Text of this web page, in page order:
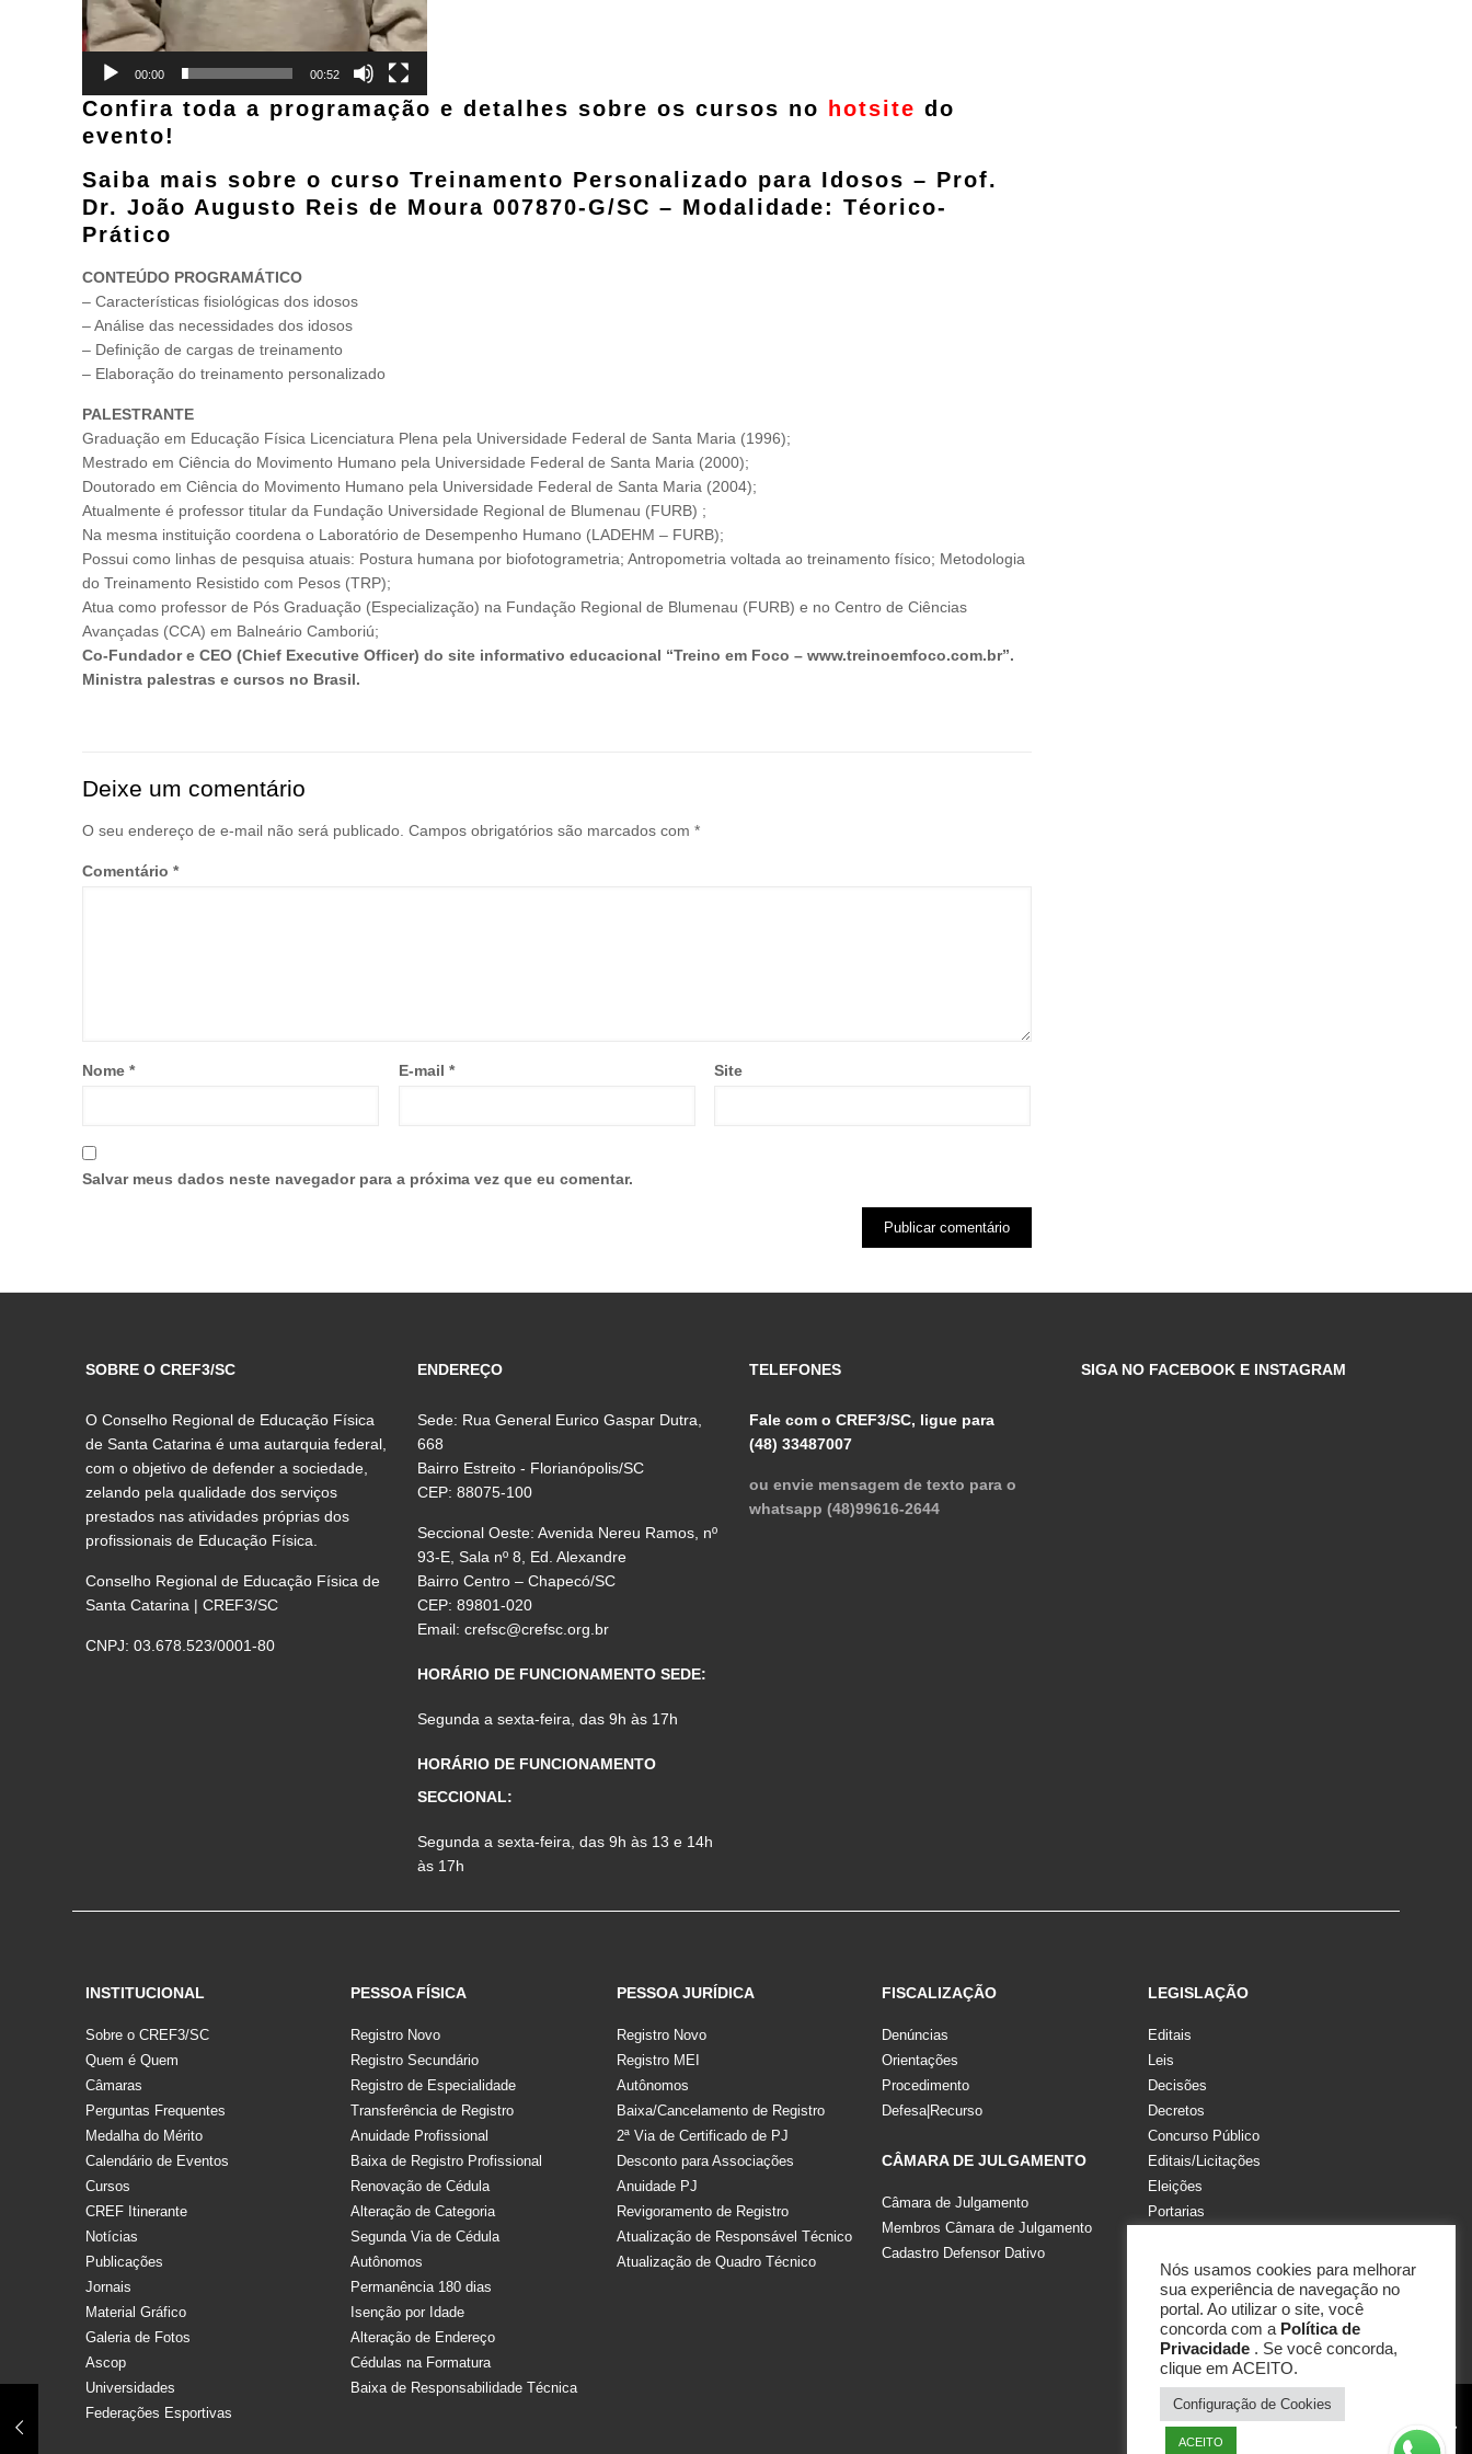
00:00 00:52
Confira toda a programação e detalhes sobre os cursos no hotsite do
evento!
Saiba mais sobre o curso Treinamento Personalizado para Idosos – Prof.
Dr. João Augusto Reis de Moura 007870-G/SC – Modalidade: Téorico-
Prático
CONTEÚDO PROGRAMÁTICO
– Características fisiológicas dos idosos
– Análise das necessidades dos idosos
– Definição de cargas de treinamento
– Elaboração do treinamento personalizado
PALESTRANTE
Graduação em Educação Física Licenciatura Plena pela Universidade Federal de Santa Maria (1996);
Mestrado em Ciência do Movimento Humano pela Universidade Federal de Santa Maria (2000);
Doutorado em Ciência do Movimento Humano pela Universidade Federal de Santa Maria (2004);
Atualmente é professor titular da Fundação Universidade Regional de Blumenau (FURB) ;
Na mesma instituição coordena o Laboratório de Desempenho Humano (LADEHM – FURB);
Possui como linhas de pesquisa atuais: Postura humana por biofotogrametria; Antropometria voltada ao treinamento físico; Metodologia
do Treinamento Resistido com Pesos (TRP);
Atua como professor de Pós Graduação (Especialização) na Fundação Regional de Blumenau (FURB) e no Centro de Ciências
Avançadas (CCA) em Balneário Camboriú;
Co-Fundador e CEO (Chief Executive Officer) do site informativo educacional “Treino em Foco – www.treinoemfoco.com.br”.
Ministra palestras e cursos no Brasil.
Deixe um comentário
O seu endereço de e-mail não será publicado. Campos obrigatórios são marcados com *
Comentário *
Nome * E-mail * Site
Salvar meus dados neste navegador para a próxima vez que eu comentar.
SOBRE O CREF3/SC
O Conselho Regional de Educação Física
de Santa Catarina é uma autarquia federal,
com o objetivo de defender a sociedade,
zelando pela qualidade dos serviços
prestados nas atividades próprias dos
profissionais de Educação Física.
Conselho Regional de Educação Física de
Santa Catarina | CREF3/SC
CNPJ: 03.678.523/0001-80
ENDEREÇO
Sede: Rua General Eurico Gaspar Dutra,
668
Bairro Estreito - Florianópolis/SC
CEP: 88075-100
Seccional Oeste: Avenida Nereu Ramos, nº
93-E, Sala nº 8, Ed. Alexandre
Bairro Centro – Chapecó/SC
CEP: 89801-020
Email:crefsc@crefsc.org.br
HORÁRIO DE FUNCIONAMENTO SEDE:
Segunda a sexta-feira, das 9h às 17h
HORÁRIO DE FUNCIONAMENTO
SECCIONAL:
Segunda a sexta-feira, das 9h às 13 e 14h
às 17h
TELEFONES
Fale com o CREF3/SC, ligue para
(48) 33487007
ou envie mensagem de texto para o
whatsapp (48)99616-2644
SIGA NO FACEBOOK E INSTAGRAM
INSTITUCIONAL
Sobre o CREF3/SC
Quem é Quem
Câmaras
Perguntas Frequentes
Medalha do Mérito
Calendário de Eventos
Cursos
CREF Itinerante
Notícias
Publicações
Jornais
Material Gráfico
Galeria de Fotos
Ascop
Universidades
Federações Esportivas
PESSOA FÍSICA
Registro Novo
Registro Secundário
Registro de Especialidade
Transferência de Registro
Anuidade Profissional
Baixa de Registro Profissional
Renovação de Cédula
Alteração de Categoria
Segunda Via de Cédula
Autônomos
Permanência 180 dias
Isenção por Idade
Alteração de Endereço
Cédulas na Formatura
Baixa de Responsabilidade Técnica
PESSOA JURÍDICA
Registro Novo
Registro MEI
Autônomos
Baixa/Cancelamento de Registro
2ª Via de Certificado de PJ
Desconto para Associações
Anuidade PJ
Revigoramento de Registro
Atualização de Responsável Técnico
Atualização de Quadro Técnico
FISCALIZAÇÃO
Denúncias
Orientações
Procedimento
Defesa|Recurso
CÂMARA DE JULGAMENTO
Câmara de Julgamento
Membros Câmara de Julgamento
Cadastro Defensor Dativo
LEGISLAÇÃO
Editais
Leis
Decisões
Decretos
Concurso Público
Editais/Licitações
Eleições
Portarias
Resoluções
Nós usamos cookies para melhorar
sua experiência de navegação no
portal. Ao utilizar o site, você
concorda com a Política de
Privacidade . Se você concorda,
clique em ACEITO.
Configuração de Cookies
ACEITO